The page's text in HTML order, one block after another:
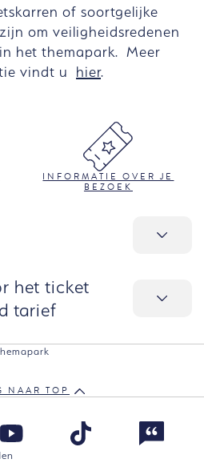
of soortgelijke
om veiligheidsredenen
het themapark. Meer
vindt u hier.
INFORMATIE OVER JE
BEZOEK
het ticket
tarief
NAAR TOP